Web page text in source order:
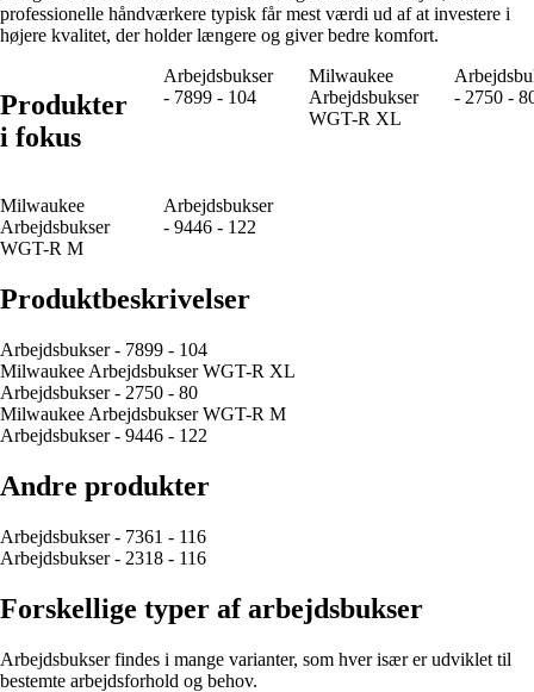
professionelle håndværkere typisk får mest værdi ud af at investere i
højere kvalitet, der holder længere og giver bedre komfort.
Produkter
i fokus
Arbejdsbukser
- 7899 - 104
Milwaukee
Arbejdsbukser
WGT-R XL
- 2750 -
Milwaukee
Arbejdsbukser
WGT-R M
Arbejdsbukser
- 9446 - 122
Produktbeskrivelser
Arbejdsbukser - 7899 - 104
Milwaukee Arbejdsbukser WGT-R XL
Arbejdsbukser - 2750 - 80
Milwaukee Arbejdsbukser WGT-R M
Arbejdsbukser - 9446 - 122
Andre produkter
Arbejdsbukser - 7361 - 116
Arbejdsbukser - 2318 - 116
Forskellige typer af arbejdsbukser
Arbejdsbukser findes i mange varianter, som hver især er udviklet til
bestemte arbejdsforhold og behov.